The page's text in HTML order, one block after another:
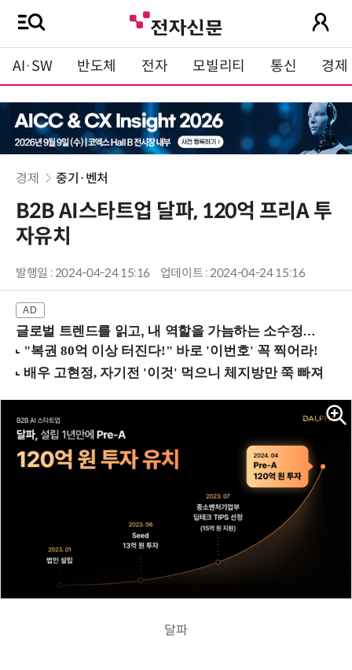
AI·SW 반도체 전자 모빌리티 통신 경제
경제 중기·벤처
B2B AI스타트업 달파, 120억 프리A 투
자유치
발행일 : 2024-04-24 15:16 업데이트 : 2024-04-24 15:16
글로벌 트렌드를 읽고, 내 역할을 가늠하는 소수정예 실습 워크숍 (8/28 신논현역)
달파